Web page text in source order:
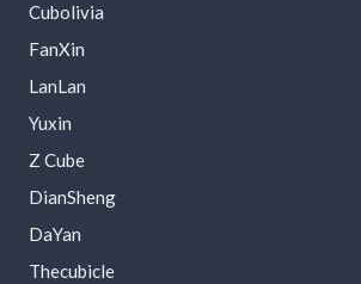
Cubolivia
FanXin
LanLan
Yuxin
Z Cube
DianSheng
DaYan
Thecubicle